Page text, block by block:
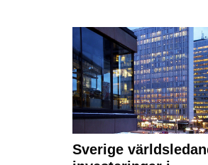
Sverige